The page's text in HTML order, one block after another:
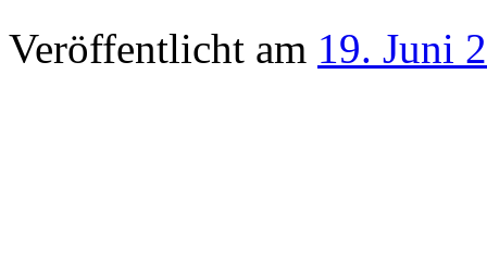
Veröffentlicht am 19. Juni